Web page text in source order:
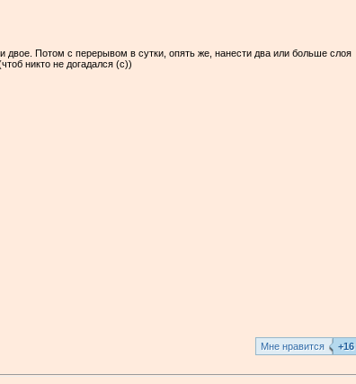
двое. Потом с перерывом в сутки, опять же, нанести два или больше слоя
никто не догадался (с))
Mне нравится +16